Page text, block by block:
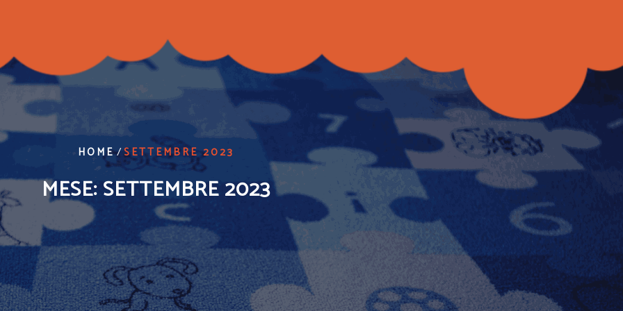
HOME/SETTEMBRE 2023
MESE:SETTEMBRE 2023